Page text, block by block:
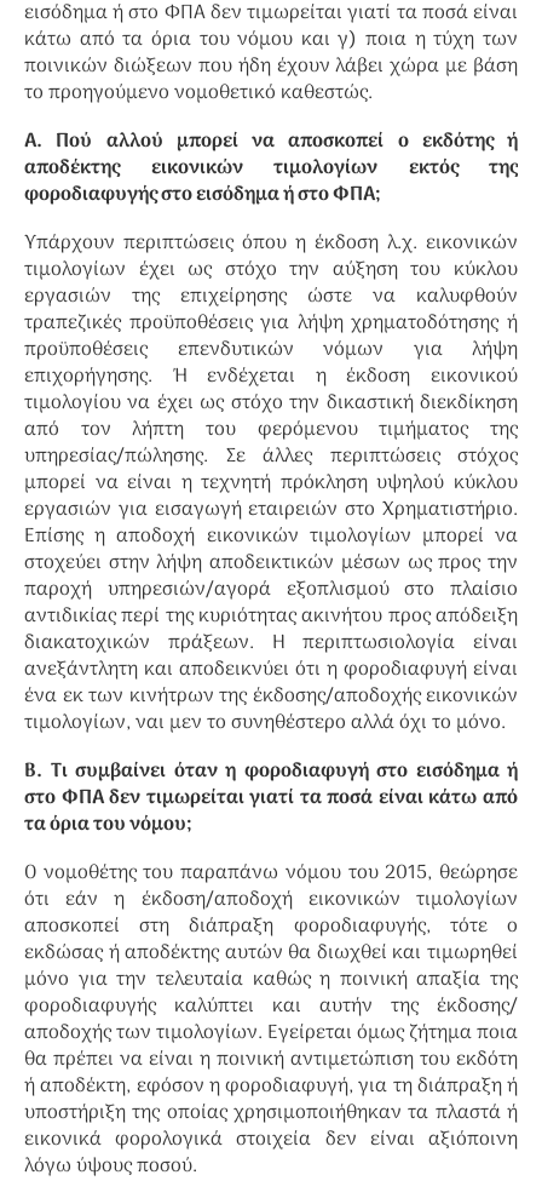
εισόδημα ή στο ΦΠΑ δεν τιμωρείται γιατί τα ποσά είναι
κάτω από τα όρια του νόμου και γ) ποια η τύχη των
ποινικών διώξεων που ήδη έχουν λάβει χώρα με βάση
το προηγούμενο νομοθετικό καθεστώς.
Α. Πού αλλού μπορεί να αποσκοπεί ο εκδότης ή
αποδέκτης εικονικών τιμολογίων εκτός της
φοροδιαφυγής στο εισόδημα ή στο ΦΠΑ;
Υπάρχουν περιπτώσεις όπου η έκδοση λ.χ. εικονικών
τιμολογίων έχει ως στόχο την αύξηση του κύκλου
εργασιών της επιχείρησης ώστε να καλυφθούν
τραπεζικές προϋποθέσεις για λήψη χρηματοδότησης ή
προϋποθέσεις επενδυτικών νόμων για λήψη
επιχορήγησης. Ή ενδέχεται η έκδοση εικονικού
τιμολογίου να έχει ως στόχο την δικαστική διεκδίκηση
από τον λήπτη του φερόμενου τιμήματος της
υπηρεσίας/πώλησης. Σε άλλες περιπτώσεις στόχος
μπορεί να είναι η τεχνητή πρόκληση υψηλού κύκλου
εργασιών για εισαγωγή εταιρειών στο Χρηματιστήριο.
Επίσης η αποδοχή εικονικών τιμολογίων μπορεί να
στοχεύει στην λήψη αποδεικτικών μέσων ως προς την
παροχή υπηρεσιών/αγορά εξοπλισμού στο πλαίσιο
αντιδικίας περί της κυριότητας ακινήτου προς απόδειξη
διακατοχικών πράξεων. Η περιπτωσιολογία είναι
ανεξάντλητη και αποδεικνύει ότι η φοροδιαφυγή είναι
ένα εκ των κινήτρων της έκδοσης/αποδοχής εικονικών
τιμολογίων, ναι μεν το συνηθέστερο αλλά όχι το μόνο.
Β. Τι συμβαίνει όταν η φοροδιαφυγή στο εισόδημα ή
στο ΦΠΑ δεν τιμωρείται γιατί τα ποσά είναι κάτω από
τα όρια του νόμου;
Ο νομοθέτης του παραπάνω νόμου του 2015, θεώρησε
ότι εάν η έκδοση/αποδοχή εικονικών τιμολογίων
αποσκοπεί στη διάπραξη φοροδιαφυγής, τότε ο
εκδώσας ή αποδέκτης αυτών θα διωχθεί και τιμωρηθεί
μόνο για την τελευταία καθώς η ποινική απαξία της
φοροδιαφυγής καλύπτει και αυτήν της έκδοσης/
αποδοχής των τιμολογίων. Εγείρεται όμως ζήτημα ποια
θα πρέπει να είναι η ποινική αντιμετώπιση του εκδότη
ή αποδέκτη, εφόσον η φοροδιαφυγή, για τη διάπραξη ή
υποστήριξη της οποίας χρησιμοποιήθηκαν τα πλαστά ή
εικονικά φορολογικά στοιχεία δεν είναι αξιόποινη
λόγω ύψους ποσού.